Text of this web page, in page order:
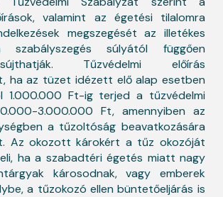
valamint az égetési tilalomra
megszegését az illetékes
súlyától függően
Tűzvédelmi előírás
ha az tüzet idézett elő alap esetben
1.000.000 Ft-ig terjed a tűzvédelmi
3.000.000 Ft, amennyiben az
a tűzoltóság beavatkozására
Az okozott károkért a tűz okozóját
ha a szabadtéri égetés miatt nagy
károsodnak, vagy emberek
a tűzokozó ellen büntetőeljárás is